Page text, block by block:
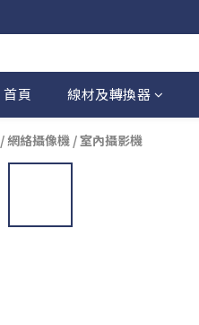
首頁 線材及轉換器
/網絡攝像機 /室內攝影機